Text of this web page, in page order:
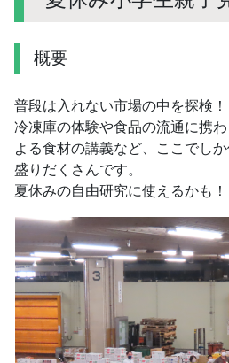
概要
普段は入れない市場の中を探検
冷凍庫の体験や食品の流通に携
よる食材の講義など、ここでし
盛りだくさんです。
夏休みの自由研究に使えるかも！